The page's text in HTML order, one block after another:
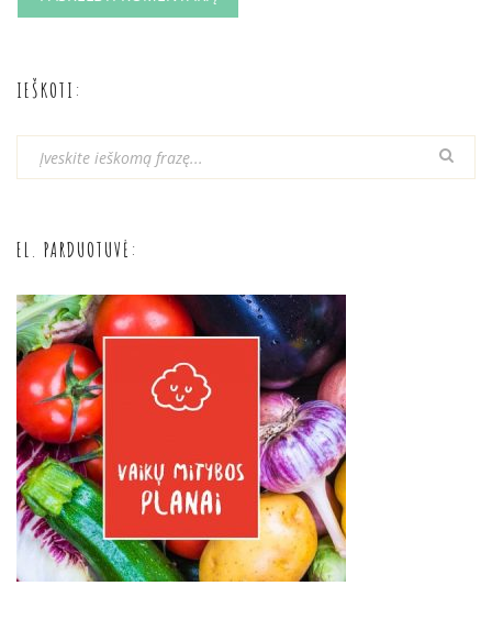
IEŠKOTI:
EL. PARDUOTUVĖ: